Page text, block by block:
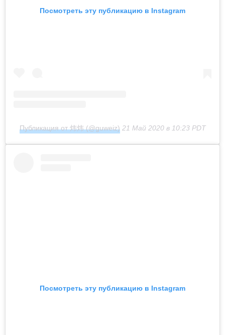
Посмотреть эту публикацию в Instagram
Публикация от 炜炜 (@guweiz) 21 Май 2020 в 10:23 PDT
Посмотреть эту публикацию в Instagram